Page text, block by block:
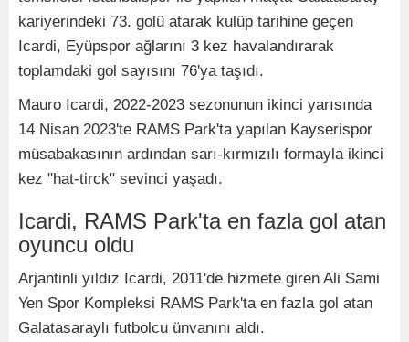
kariyerindeki 73. golü atarak kulüp tarihine geçen
Icardi, Eyüpspor ağlarını 3 kez havalandırarak
toplamdaki gol sayısını 76'ya taşıdı.
Mauro Icardi, 2022-2023 sezonunun ikinci yarısında
14 Nisan 2023'te RAMS Park'ta yapılan Kayserispor
müsabakasının ardından sarı-kırmızılı formayla ikinci
kez "hat-tirck" sevinci yaşadı.
Icardi, RAMS Park'ta en fazla gol atan
oyuncu oldu
Arjantinli yıldız Icardi, 2011'de hizmete giren Ali Sami
Yen Spor Kompleksi RAMS Park'ta en fazla gol atan
Galatasaraylı futbolcu ünvanını aldı.